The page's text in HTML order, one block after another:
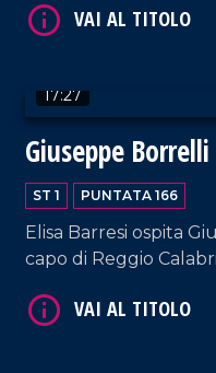
17:27
Giuseppe Borrelli
ST 1 PUNTATA 166
Elisa Barresi ospita
capo di Reggio
VAI AL TITOLO